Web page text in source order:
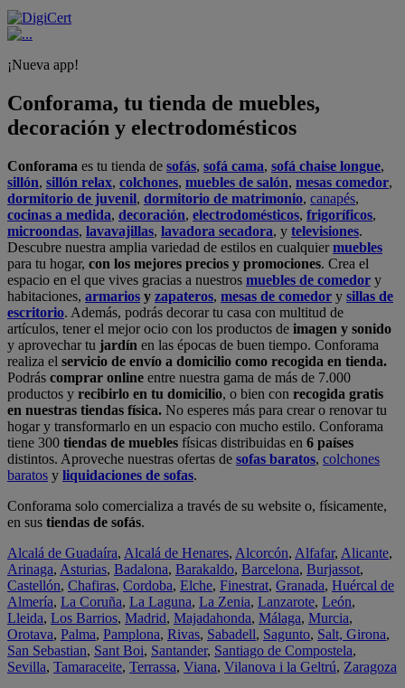
¡Nueva app!
Conforama, tu tienda de muebles,
decoración y electrodomésticos
Conforama es tu tienda de sofás, sofá cama, sofá chaise longue,
sillón, sillón relax, colchones, muebles de salón, mesas comedor,
dormitorio de juvenil, dormitorio de matrimonio, canapés,
cocinas a medida, decoración, electrodomésticos, frigoríficos,
microondas, lavavajillas, lavadora secadora, y televisiones.
Descubre nuestra amplia variedad de estilos en cualquiermuebles
para tu hogar, con los mejores precios y promociones. Crea el
espacio en el que vives gracias a nuestros muebles de comedor y
habitaciones, armarios y zapateros, mesas de comedor y sillas de
escritorio. Además, podrás decorar tu casa con multitud de
artículos, tener el mejor ocio con los productos de imagen y sonido
y aprovechar tu jardín en las épocas de buen tiempo. Conforama
realiza el servicio de envío a domicilio como recogida en tienda.
Podrás comprar online entre nuestra gama de más de 7.000
productos y recibirlo en tu domicilio, o bien con recogida gratis
en nuestras tiendas física. No esperes más para crear o renovar tu
hogar y transformarlo en un espacio con mucho estilo. Conforama
tiene 300 tiendas de muebles físicas distribuidas en 6 países
distintos. Aproveche nuestras ofertas de sofas baratos, colchones
baratos y liquidaciones de sofas.
Conforama solo comercializa a través de su website o, físicamente,
en sus tiendas de sofás.
Alcalá de Guadaíra, Alcalá de Henares, Alcorcón, Alfafar, Alicante,
Arinaga, Asturias, Badalona, Barakaldo, Barcelona, Burjassot,
Castellón, Chafiras, Cordoba, Elche, Finestrat, Granada, Huércal de
Almería, La Coruña, La Laguna, La Zenia, Lanzarote, León,
Lleida, Los Barrios, Madrid, Majadahonda, Málaga, Murcia,
Orotava, Palma, Pamplona, Rivas, Sabadell, Sagunto, Salt, Girona,
San Sebastian, Sant Boi, Santander, Santiago de Compostela,
Sevilla, Tamaraceite, Terrassa, Viana, Vilanova i la Geltrú, Zaragoza